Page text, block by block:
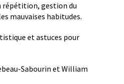
répétition, gestion du
mauvaises habitudes.
et astuces pour
Sabourin et William